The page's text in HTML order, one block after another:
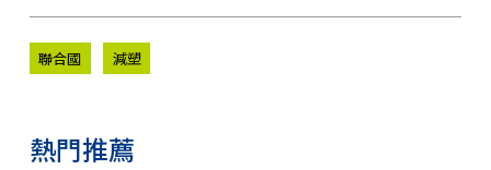
聯合國 減塑
熱門推薦